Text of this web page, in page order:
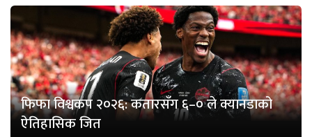
फिफा विश्वकप २०२६: कतारसँग ६–० ले क्यानडाको
ऐतिहासिक जित